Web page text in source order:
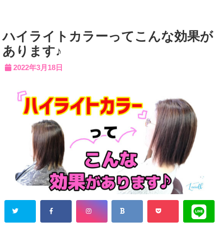
ハイライトカラーってこんな効果が
あります♪
2022年3月18日